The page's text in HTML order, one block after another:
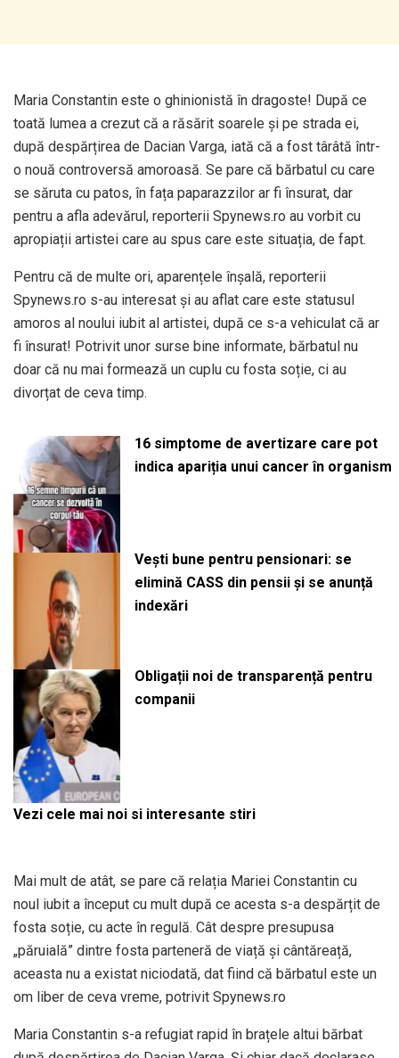
Maria Constantin este o ghinionistă în dragoste! După ce
toată lumea a crezut că a răsărit soarele și pe strada ei,
după despărțirea de Dacian Varga, iată că a fost târâtă într-
o nouă controversă amoroasă. Se pare că bărbatul cu care
se săruta cu patos, în fața paparazzilor ar fi însurat, dar
pentru a afla adevărul, reporterii Spynews.ro au vorbit cu
apropiații artistei care au spus care este situația, de fapt.
Pentru că de multe ori, aparențele înșală, reporterii
Spynews.ro s-au interesat și au aflat care este statusul
amoros al noului iubit al artistei, după ce s-a vehiculat că ar
fi însurat! Potrivit unor surse bine informate, bărbatul nu
doar că nu mai formează un cuplu cu fosta soție, ci au
divorțat de ceva timp.
16 simptome de avertizare care pot
indica apariția unui cancer în organism
Vești bune pentru pensionari: se
elimină CASS din pensii și se anunță
indexări
Obligații noi de transparență pentru
companii
Vezi cele mai noi si interesante stiri
Mai mult de atât, se pare că relația Mariei Constantin cu
noul iubit a început cu mult după ce acesta s-a despărțit de
fosta soție, cu acte în regulă. Cât despre presupusa
„păruială” dintre fosta parteneră de viață și cântăreață,
aceasta nu a existat niciodată, dat fiind că bărbatul este un
om liber de ceva vreme, potrivit Spynews.ro
Maria Constantin s-a refugiat rapid în brațele altui bărbat